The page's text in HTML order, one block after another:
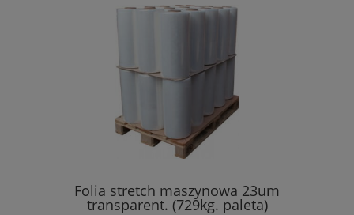
Folia stretch maszynowa 23um
transparent. (729kg. paleta)